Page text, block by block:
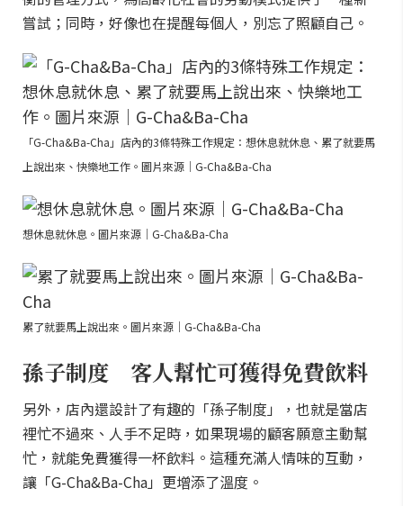
嘗試；同時，好像也在提醒每個人，別忘了照顧自己。
「G-Cha&Ba-Cha」店內的3條特殊工作規定：想休息就休息、累了就要馬
上說出來、快樂地工作。圖片來源｜G-Cha&Ba-Cha
想休息就休息。圖片來源｜G-Cha&Ba-Cha
累了就要馬上說出來。圖片來源｜G-Cha&Ba-Cha
孫子制度 客人幫忙可獲得免費飲料
另外，店內還設計了有趣的「孫子制度」，也就是當店
裡忙不過來、人手不足時，如果現場的顧客願意主動幫
忙，就能免費獲得一杯飲料。這種充滿人情味的互動，
讓「G-Cha&Ba-Cha」更增添了溫度。